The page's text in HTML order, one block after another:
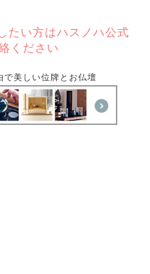
たい方はハスノハ公式
ください
で美しい位牌とお仏壇